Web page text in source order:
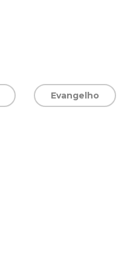
Evangelho